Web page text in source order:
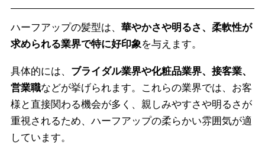
ハーフアップの髪型は、 華やかさや明るさ、柔軟性が
求められる業界で特に好印象 を与えます。
具体的には、 ブライダル業界や化粧品業界、接客業、
営業職などが挙げられます。これらの業界では、お客
様と直接関わる機会が多く、親しみやすさや明るさが
重視されるため、ハーフアップの柔らかい雰囲気が適
しています。